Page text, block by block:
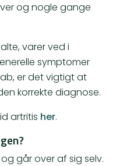
og nogle gange
varer ved i
symptomer
er det vigtigt at
korrekte diagnose.
artritis her.
går over af sig selv.